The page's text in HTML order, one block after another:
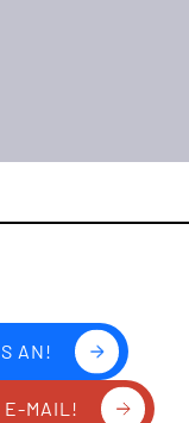
AN!
E-MAIL!